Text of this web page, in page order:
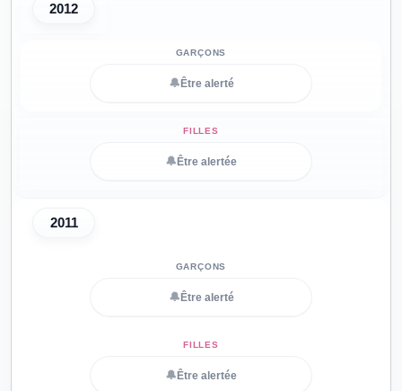
2012
🔔 Être alerté
🔔 Être alertée
2011
🔔 Être alerté
🔔 Être alertée